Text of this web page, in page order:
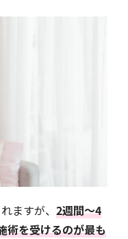
ますが、 2週間〜4
術を受けるのが最も